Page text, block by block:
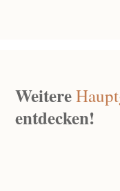
Weitere
entdecken!